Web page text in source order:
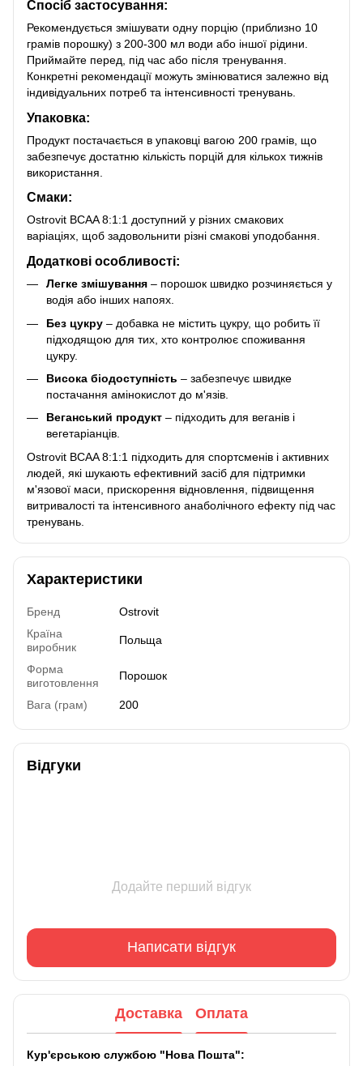
Спосіб застосування:
Рекомендується змішувати одну порцію (приблизно 10
грамів порошку) з 200-300 мл води або іншої рідини.
Приймайте перед, під час або після тренування.
Конкретні рекомендації можуть змінюватися залежно від
індивідуальних потреб та інтенсивності тренувань.
Упаковка:
Продукт постачається в упаковці вагою 200 грамів, що
забезпечує достатню кількість порцій для кількох тижнів
використання.
Смаки:
Ostrovit BCAA 8:1:1 доступний у різних смакових
варіаціях, щоб задовольнити різні смакові уподобання.
Додаткові особливості:
Легке змішування – порошок швидко розчиняється у
водія або інших напоях.
Без цукру – добавка не містить цукру, що робить її
підходящою для тих, хто контролює споживання
цукру.
Висока біодоступність – забезпечує швидке
постачання амінокислот до м'язів.
Веганський продукт – підходить для веганів і
вегетаріанців.
Ostrovit BCAA 8:1:1 підходить для спортсменів і активних
людей, які шукають ефективний засіб для підтримки
м'язової маси, прискорення відновлення, підвищення
витривалості та інтенсивного анаболічного ефекту під час
тренувань.
Характеристики
Бренд
Ostrovit
Країна
виробник
Польща
Форма
виготовлення
Порошок
Вага (грам) 200
Відгуки
Додайте перший відгук
Написати відгук
Доставка Оплата
Кур'єрською службою "Нова Пошта":